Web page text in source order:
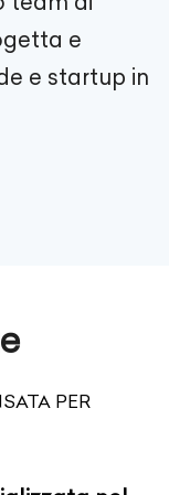
e
e startup in
PER